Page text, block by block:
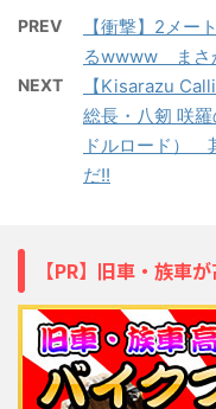
PREV
【衝撃】2メー
るwwww まさ
NEXT
【Kisarazu
総長・八剱 咲
ドルロード）
だ!!
【PR】旧車・族車